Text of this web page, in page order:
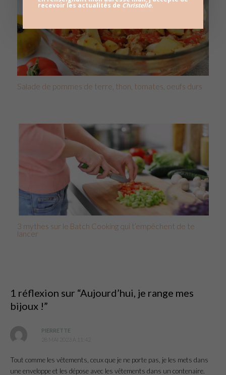
Salade de pommes de terre, thon, tomates, oeufs durs
3 mythes sur le Batch Cooking qui t’empêchent de te
lancer
1 réflexion sur “Aujourd’hui, je range mes
bijoux !”
PIERRETTE
28 MAI 2023 À 11:42
Tout comme les vêtements, ceux que je ne porte pas, je les mets dans
une enveloppe et les dépose avec les vêtements dans un contenaire.
recevoir les actualités de Christelle.